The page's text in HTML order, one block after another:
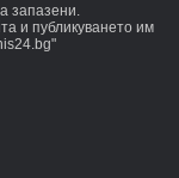
запазени.
и публикуването им